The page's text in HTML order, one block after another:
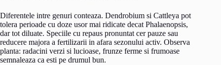
Diferentele intre genuri conteaza. Dendrobium si Cattleya pot
tolera perioade cu doze usor mai ridicate decat Phalaenopsis,
dar tot diluate. Speciile cu repaus pronuntat cer pauze sau
reducere majora a fertilizarii in afara sezonului activ. Observa
planta: radacini verzi si lucioase, frunze ferme si frumoase
semnaleaza ca esti pe drumul bun.